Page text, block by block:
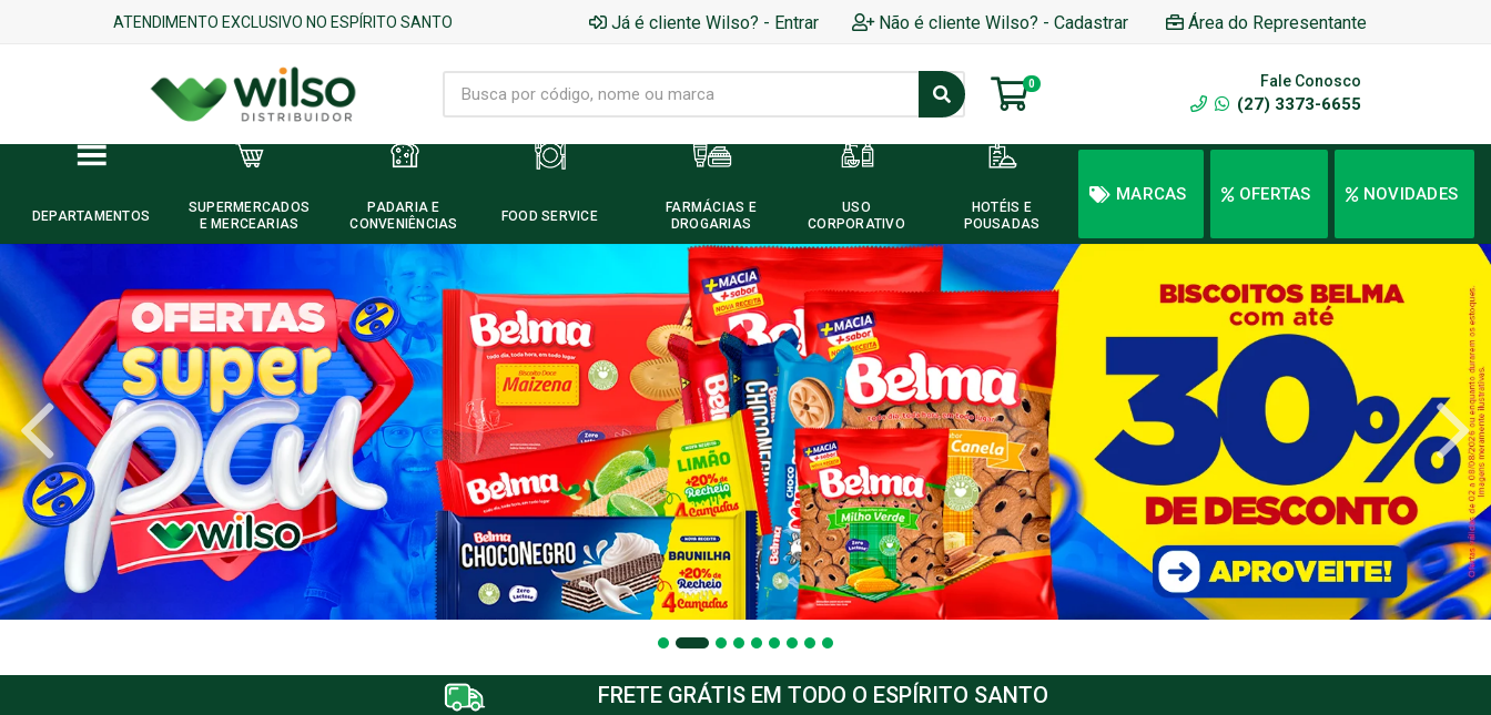
ATENDIMENTO EXCLUSIVO NO ESPÍRITO SANTO Já é cliente Wilso? - Entrar Não é cliente Wilso? - Cadastrar Área do Representante
0 Fale Conosco
(27) 3373-6655
DEPARTAMENTOS
SUPERMERCADOS
E MERCEARIAS
PADARIA E
CONVENIÊNCIAS
FOOD SERVICE
FARMÁCIAS E
DROGARIAS
USO
CORPORATIVO
HOTÉIS E
POUSADAS
MARCAS OFERTAS NOVIDADES
FRETE GRÁTIS EM TODO O ESPÍRITO SANTO